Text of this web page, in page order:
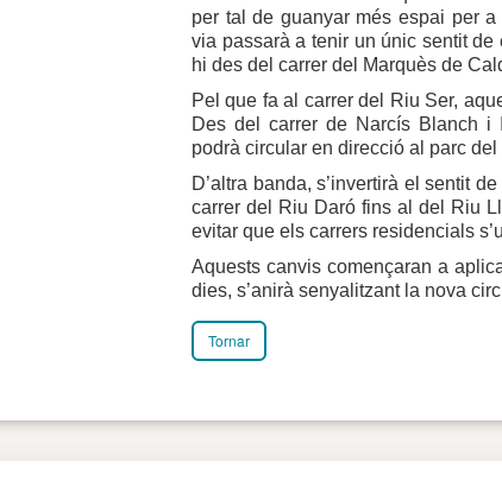
per tal de guanyar més espai per
via passarà a tenir un únic sentit
hi des del carrer del Marquès de
Pel que fa al carrer del Riu Ser,
Des del carrer de Narcís Blanch i
podrà circular en direcció al parc del
D’altra banda, s’invertirà el sentit
carrer del Riu Daró fins al del Riu
evitar que els carrers residencials
Aquests canvis començaran a
dies, s’anirà senyalitzant la nova
Tornar